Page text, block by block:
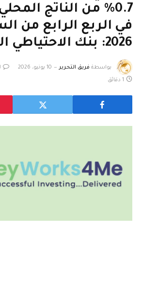
0.7% من الناتج
في الربع الرابع من
2026: بنك الاحتياطي الهندي
بواسطة فريق التحرير 10 يونيو، 2026
1 دقائق